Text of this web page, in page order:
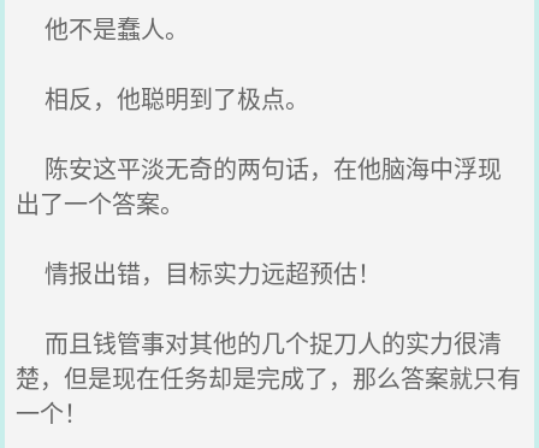
他不是蠢人。
相反，他聪明到了极点。
陈安这平淡无奇的两句话，在他脑海中浮现
出了一个答案。
情报出错，目标实力远超预估！
而且钱管事对其他的几个捉刀人的实力很清
楚，但是现在任务却是完成了，那么答案就只有
一个！